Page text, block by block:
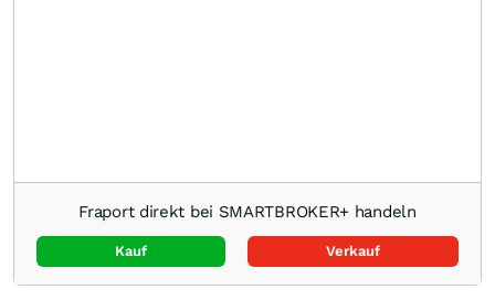
Fraport direkt bei SMARTBROKER+ handeln
Kauf Verkauf